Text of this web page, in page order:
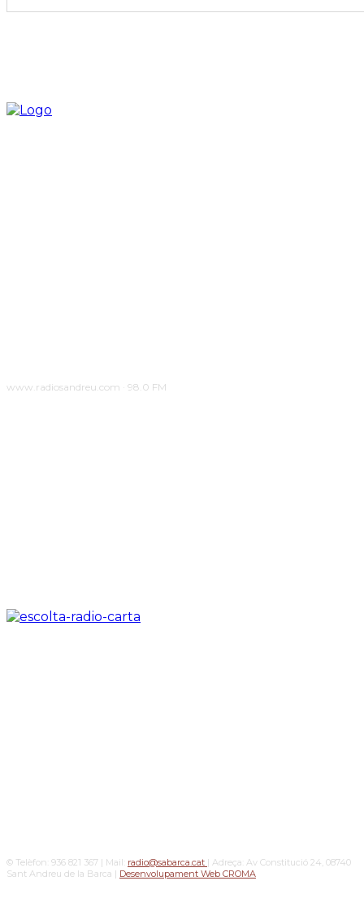
www.radiosandreu.com · 98.0 FM
© Telèfon: 936 821 367 | Mail: radio@sabarca.cat | Adreça: Av Constitució 24, 08740
Sant Andreu de la Barca | Desenvolupament Web CROMA